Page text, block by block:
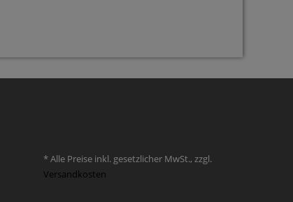
* Alle Preise inkl. gesetzlicher MwSt., zzgl.
Versandkosten